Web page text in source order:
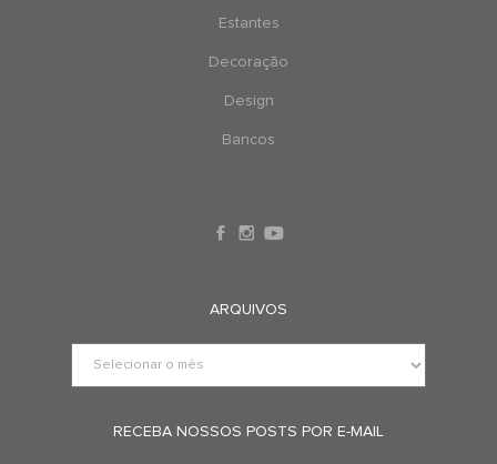
Estantes
Decoração
Design
Bancos
ARQUIVOS
RECEBA NOSSOS POSTS POR E-MAIL